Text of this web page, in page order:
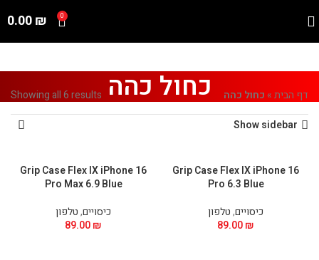
0
0.00₪
כחול כהה דף הבית» כחול כהה
Showing all 6 results
Show sidebar
Grip Case Flex IX iPhone 16
Pro 6.3 Blue
כיסויים,טלפון
89.00₪
Grip Case Flex IX iPhone 16
Pro Max 6.9 Blue
כיסויים,טלפון
89.00₪